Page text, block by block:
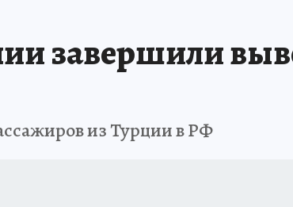
завершили
из Турции в РФ